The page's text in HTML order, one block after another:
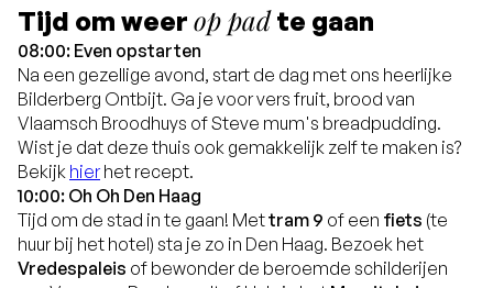
Tijd om weer op padte gaan
08:00: Even opstarten
Na een gezellige avond, start de dag met ons heerlijke
Bilderberg Ontbijt. Ga je voor vers fruit, brood van
Vlaamsch Broodhuys of Steve mum's breadpudding.
Wist je dat deze thuis ook gemakkelijk zelf te maken is?
Bekijk hierhet recept.
10:00: Oh Oh Den Haag
Tijd om de stad in te gaan! Mettram 9 of een fiets (te
huur bij het hotel) sta je zo in Den Haag. Bezoek het
Vredespaleis of bewonder de beroemde schilderijen